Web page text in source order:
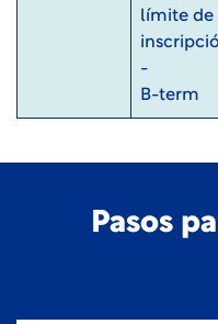
límite de
-
B-term
Pasos